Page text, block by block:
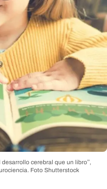
cerebral que un libro”,
Foto Shutterstock